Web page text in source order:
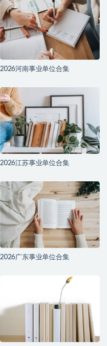
2026河南事业单位合集
2026江苏事业单位合集
2026广东事业单位合集